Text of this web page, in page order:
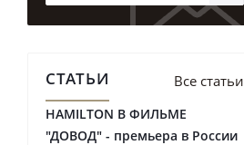
СТАТЬИ Все статьи
HAMILTON В ФИЛЬМЕ
"ДОВОД" - премьера в России